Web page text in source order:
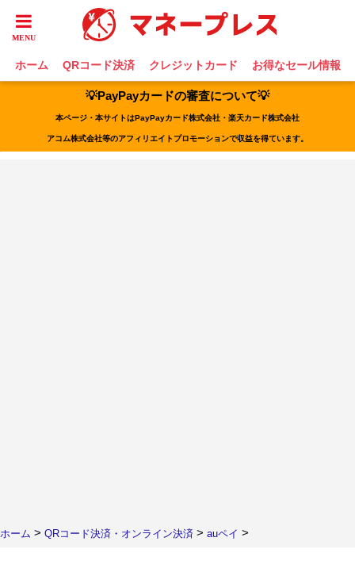
ホーム QRコード決済 クレジットカード お得なセール情報
💡PayPayカードの審査について💡
本ページ・本サイトはPayPayカード株式会社・楽天カード株式会社
アコム株式会社等のアフィリエイトプロモーションで収益を得ています。
ホーム > QRコード決済・オンライン決済 > auペイ >